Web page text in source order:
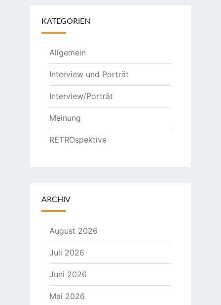
KATEGORIEN
Allgemein
Interview und Porträt
Interview/Porträt
Meinung
RETROspektive
ARCHIV
August 2026
Juli 2026
Juni 2026
Mai 2026